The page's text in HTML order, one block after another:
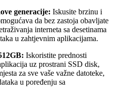
generacije: Iskusite brzinu i
da bez zastoja obavljate
interneta sa desetinama
u zahtjevnim aplikacijama.
Iskoristite prednosti
uz prostrani SSD disk,
za sve vaše važne datoteke,
u poređenju sa